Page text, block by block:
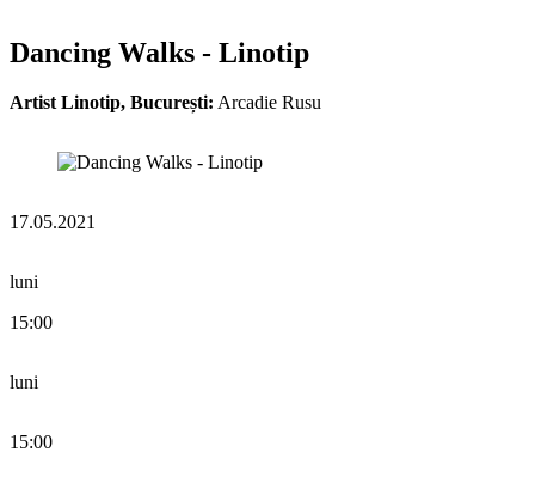
Dancing Walks - Linotip
Artist Linotip, București: Arcadie Rusu
17.05.2021
luni
15:00
luni
15:00